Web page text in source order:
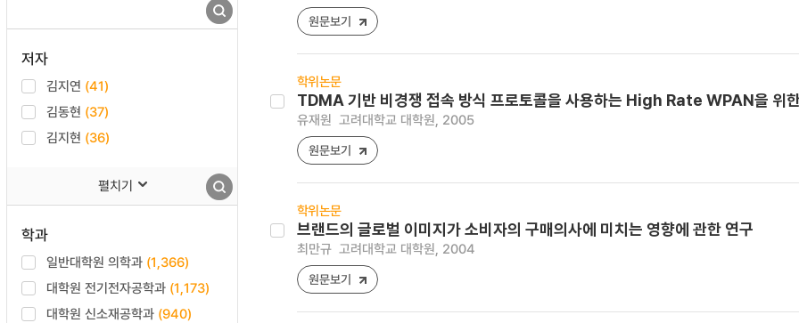
저자
김지연 (41)
김동현 (37)
김지현 (36)
펼치기
학과
일반대학원 의학과 (1,366)
대학원 전기전자공학과 (1,173)
대학원 신소재공학과 (940)
원문보기
학위논문
TDMA 기반 비경쟁 접속 방식 프로토콜을 사용하는 High Rate WPAN을 위
유재원 고려대학교 대학원, 2005
원문보기
학위논문
브랜드의 글로벌 이미지가 소비자의 구매의사에 미치는 영향에 관한 연구
최만규 고려대학교 대학원, 2004
원문보기